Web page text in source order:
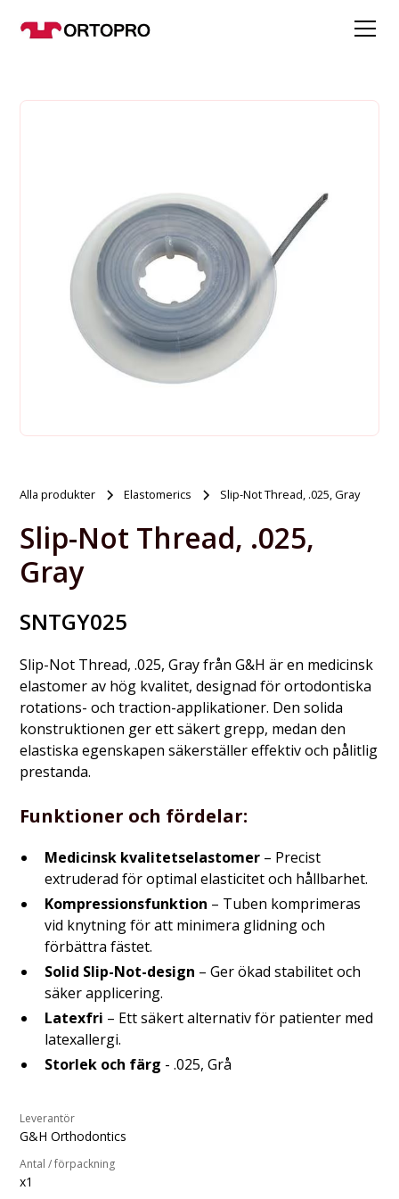
Alla produkter Elastomerics Slip-Not Thread, .025, Gray
Slip-Not Thread, .025,
Gray
SNTGY025
Slip-Not Thread, .025, Gray från G&H är en medicinsk
elastomer av hög kvalitet, designad för ortodontiska
rotations- och traction-applikationer. Den solida
konstruktionen ger ett säkert grepp, medan den
elastiska egenskapen säkerställer effektiv och pålitlig
prestanda.
Funktioner och fördelar:
Medicinsk kvalitetselastomer – Precist
extruderad för optimal elasticitet och hållbarhet.
Kompressionsfunktion – Tuben komprimeras
vid knytning för att minimera glidning och
förbättra fästet.
Solid Slip-Not-design – Ger ökad stabilitet och
säker applicering.
Latexfri – Ett säkert alternativ för patienter med
latexallergi.
Storlek och färg - .025, Grå
Leverantör
G&H Orthodontics
Antal / förpackning
x1